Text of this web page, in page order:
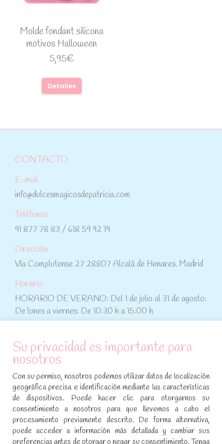
Molde fondant silicona
motivos Halloween
5,95€
Detalles
CONTACTO
E-mail
info@dulcesmagicosdepatricia.com
Teléfonos
91 877 78 83 / 618 59 92 19
Dirección
Vía Complutense 27 28807 Alcalá de Henares. Madrid
Horario:
HORARIO DE VERANO: Del 1 de julio al 31 de agosto:
De lunes a viernes: De 10:30 h a 15:00 h
ATENCIÓN AL CLIENTE
Condiciones de compra
Aviso legal y política de privacidad
Política de cookies
SÍGUENOS EN REDES SOCIALES
Su privacidad es importante para
nosotros
Con su permiso, nosotros podemos utilizar datos de localización
geográfica precisa e identificación mediante las características
de dispositivos. Puede hacer clic para otorgarnos su
consentimiento a nosotros para que llevemos a cabo el
procesamiento previamente descrito. De forma alternativa,
puede acceder a información más detallada y cambiar sus
preferencias antes de otorgar o negar su consentimiento. Tenga